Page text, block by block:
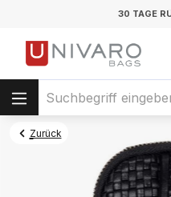
30 TAGE
Zurück